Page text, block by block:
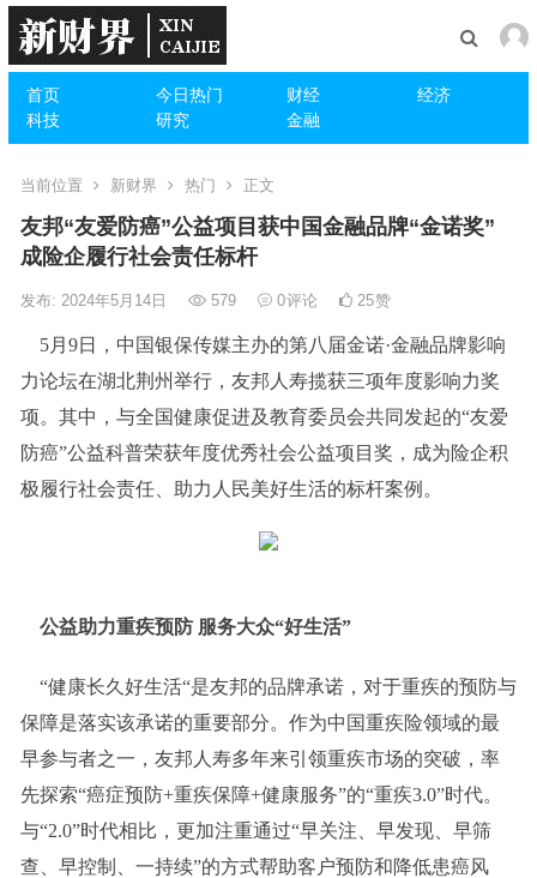
首页 今日热门 财经
经济
科技
研究 金融
当前位置 新财界 热门 正文
友邦“友爱防癌”公益项目获中国金融品牌“金诺奖”
成险企履行社会责任标杆
发布: 2024年5月14日 579 0评论 25赞
5月9日，中国银保传媒主办的第八届金诺·金融品牌影响
力论坛在湖北荆州举行，友邦人寿揽获三项年度影响力奖
项。其中，与全国健康促进及教育委员会共同发起的“友爱
防癌”公益科普荣获年度优秀社会公益项目奖，成为险企积
极履行社会责任、助力人民美好生活的标杆案例。
公益助力重疾预防 服务大众“好生活”
“健康长久好生活“是友邦的品牌承诺，对于重疾的预防与
保障是落实该承诺的重要部分。作为中国重疾险领域的最
早参与者之一，友邦人寿多年来引领重疾市场的突破，率
先探索“癌症预防+重疾保障+健康服务”的“重疾3.0”时代。
与“2.0”时代相比，更加注重通过“早关注、早发现、早筛
查、早控制、一持续”的方式帮助客户预防和降低患癌风